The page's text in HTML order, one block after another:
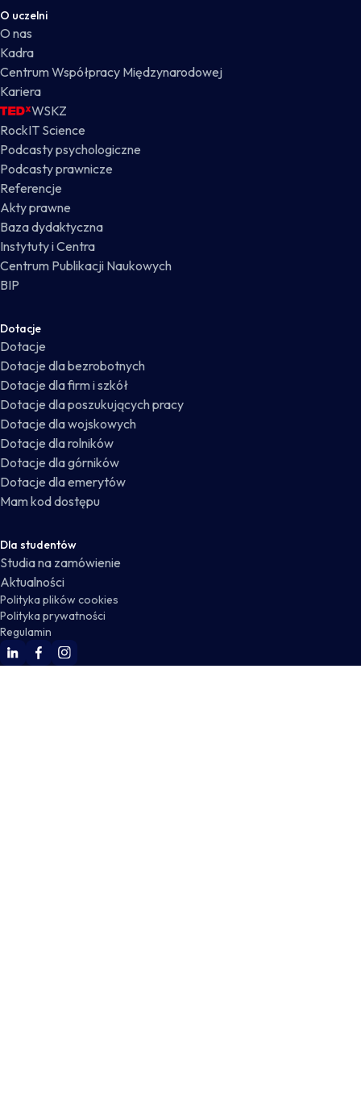
O uczelni
O nas
Kadra
Centrum Współpracy Międzynarodowej
Kariera
WSKZ
RockIT Science
Podcasty psychologiczne
Podcasty prawnicze
Referencje
Akty prawne
Baza dydaktyczna
Instytuty i Centra
Centrum Publikacji Naukowych
BIP
Dotacje
Dotacje
Dotacje dla bezrobotnych
Dotacje dla firm i szkół
Dotacje dla poszukujących pracy
Dotacje dla wojskowych
Dotacje dla rolników
Dotacje dla górników
Dotacje dla emerytów
Mam kod dostępu
Dla studentów
Studia na zamówienie
Aktualności
Polityka plików cookies
Polityka prywatności
Regulamin
WSKZ Linkedin
WSKZ Facebook
WSKZ Instagram